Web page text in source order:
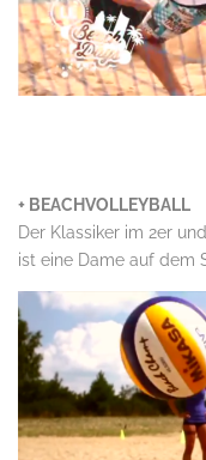
+ BEACHVOLLEYBALL
Der Klassiker im 2er
ist eine Dame auf dem